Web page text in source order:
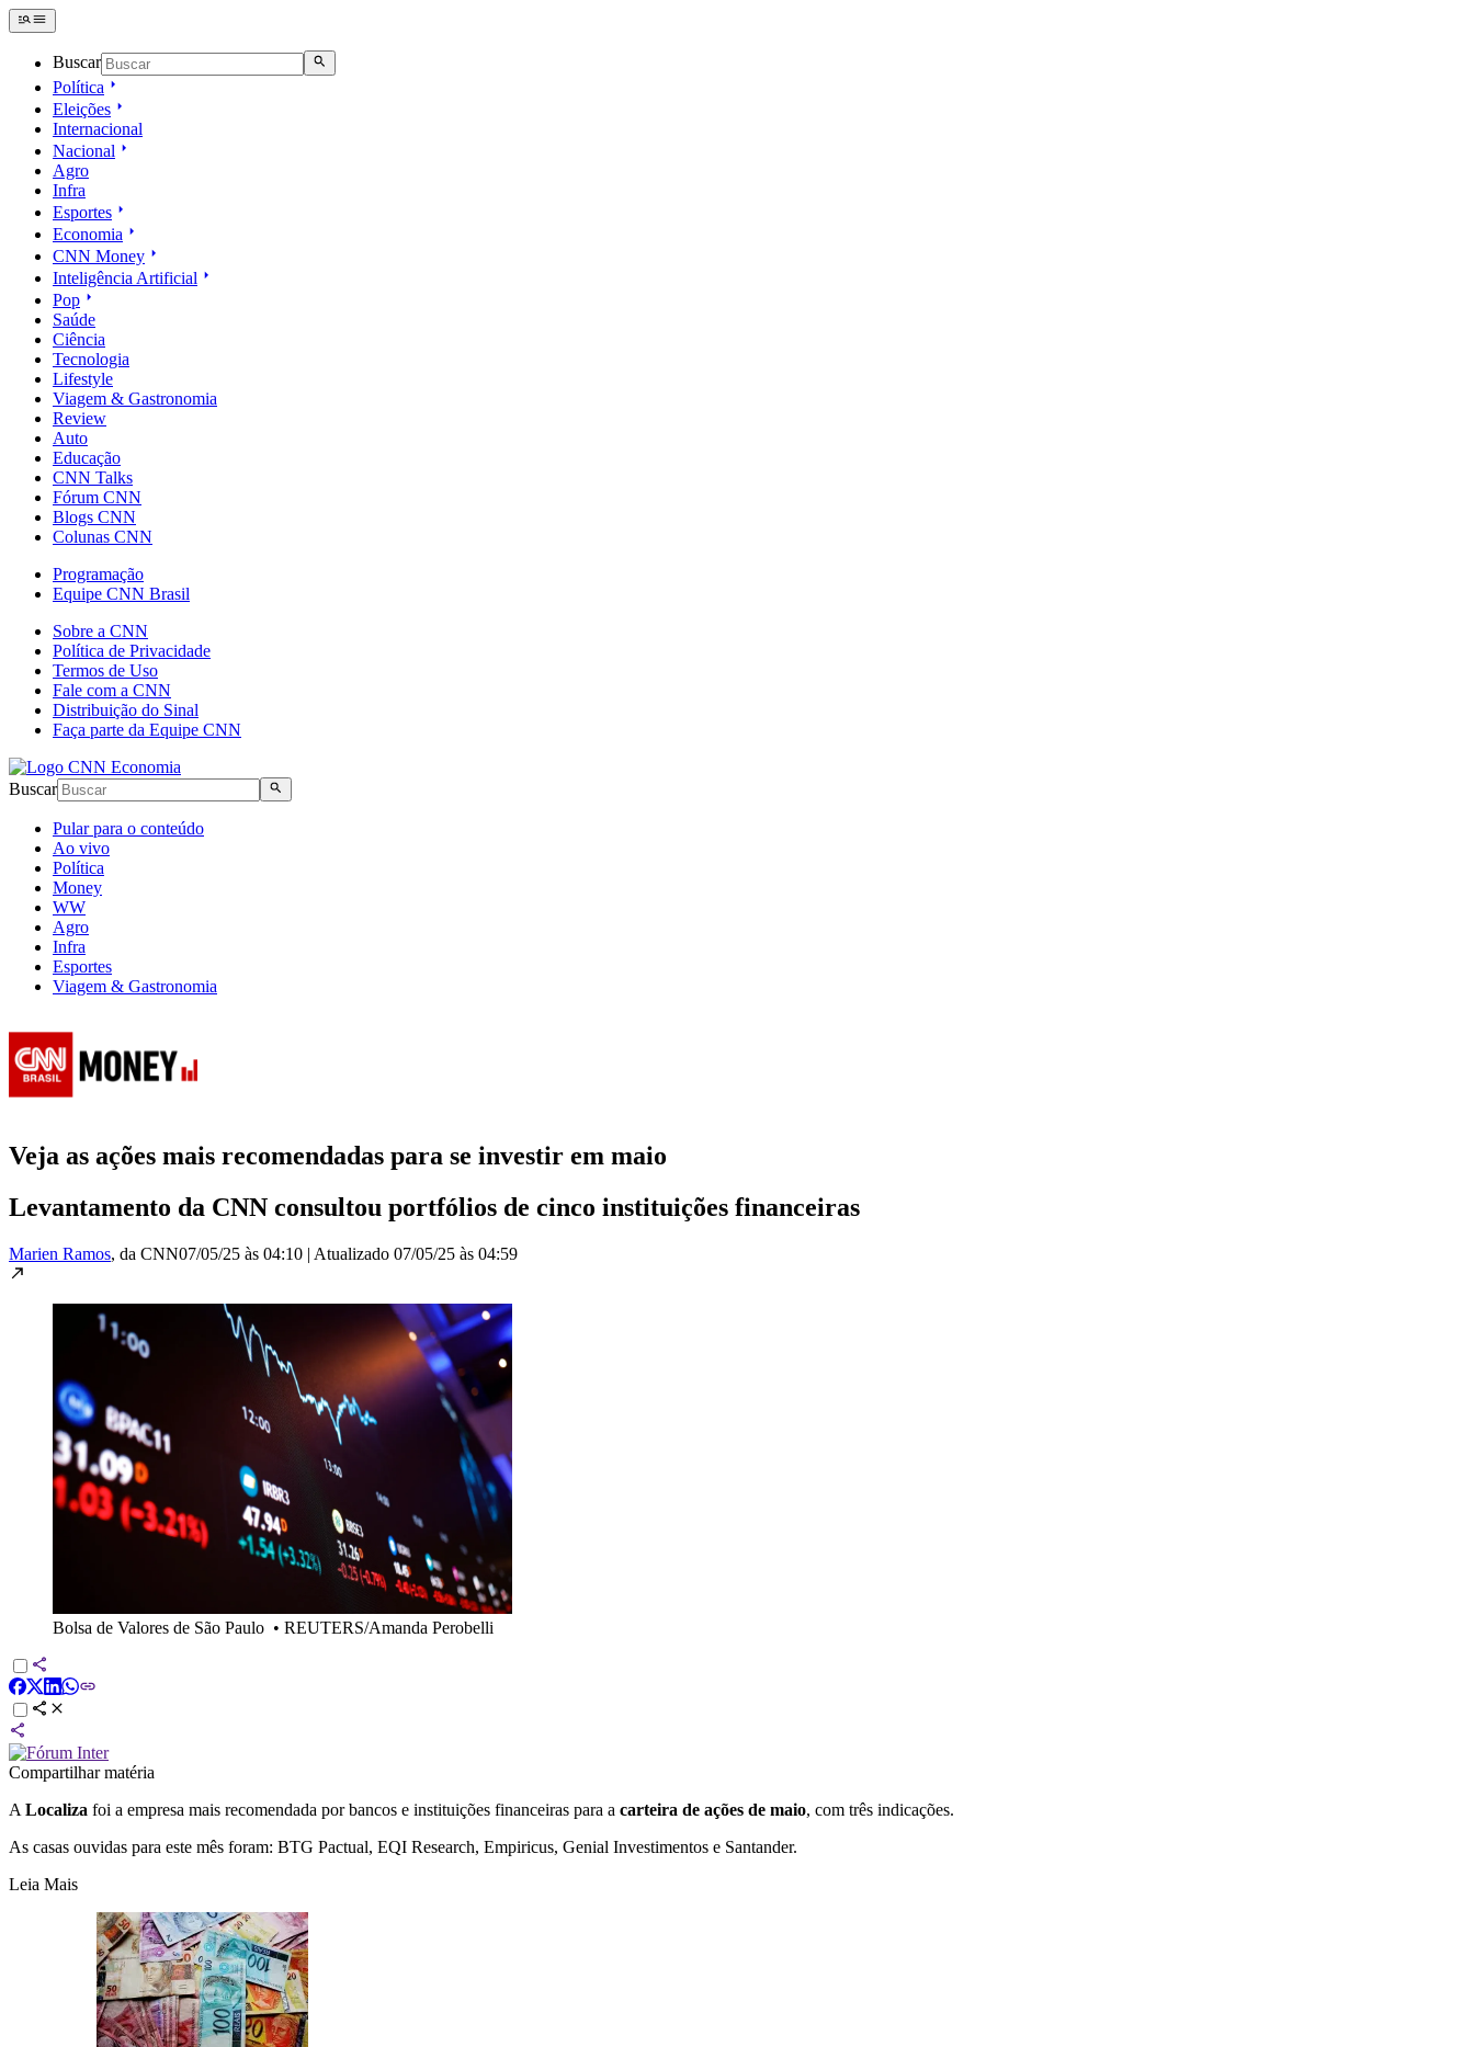
Buscar
Política
Eleições
Internacional
Nacional
Agro
Infra
Esportes
Economia
CNN Money
Inteligência Artificial
Pop
Saúde
Ciência
Tecnologia
Lifestyle
Viagem & Gastronomia
Review
Auto
Educação
CNN Talks
Fórum CNN
Blogs CNN
Colunas CNN
Programação
Equipe CNN Brasil
Sobre a CNN
Política de Privacidade
Termos de Uso
Fale com a CNN
Distribuição do Sinal
Faça parte da Equipe CNN
Buscar
Pular para o conteúdo
Ao vivo
Política
Money
WW
Agro
Infra
Esportes
Viagem & Gastronomia
Veja as ações mais recomendadas para se investir em maio
Levantamento da CNN consultou portfólios de cinco instituições financeiras
Marien Ramos, da CNN07/05/25 às 04:10 | Atualizado 07/05/25 às 04:59
Bolsa de Valores de São Paulo • REUTERS/Amanda Perobelli
Compartilhar matéria
A Localiza foi a empresa mais recomendada por bancos e instituições financeiras para a carteira de ações de maio, com três indicações.
As casas ouvidas para este mês foram: BTG Pactual, EQI Research, Empiricus, Genial Investimentos e Santander.
Leia Mais